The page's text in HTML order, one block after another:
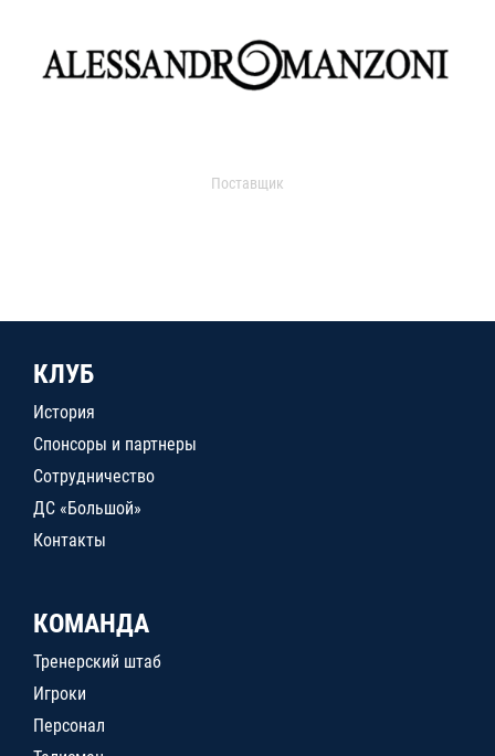
Поставщик
КЛУБ
История
Спонсоры и партнеры
Сотрудничество
ДС «Большой»
Контакты
КОМАНДА
Тренерский штаб
Игроки
Персонал